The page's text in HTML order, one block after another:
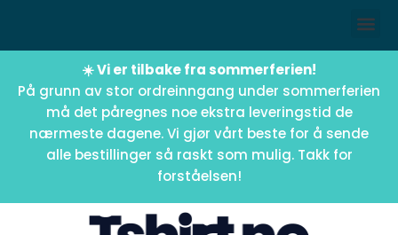
☀️ Vi er tilbake fra sommerferien!
På grunn av stor ordreinngang under sommerferien
må det påregnes noe ekstra leveringstid de
nærmeste dagene. Vi gjør vårt beste for å sende
alle bestillinger så raskt som mulig. Takk for
forståelsen!